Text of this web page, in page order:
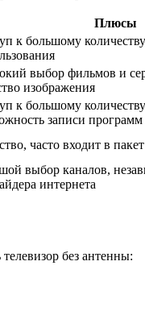
Плюсы
к большому
выбор фильмов и
изображения
к большому
записи программ
часто входит в
выбор каналов,
интернета
без антенны: